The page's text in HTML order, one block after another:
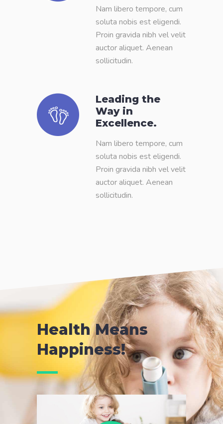
Nam libero tempore, cum
soluta nobis est eligendi.
Proin gravida nibh vel velit
auctor aliquet. Aenean
sollicitudin.
Leading the
Way in
Excellence.
Nam libero tempore, cum
soluta nobis est eligendi.
Proin gravida nibh vel velit
auctor aliquet. Aenean
sollicitudin.
Health Means
Happiness!